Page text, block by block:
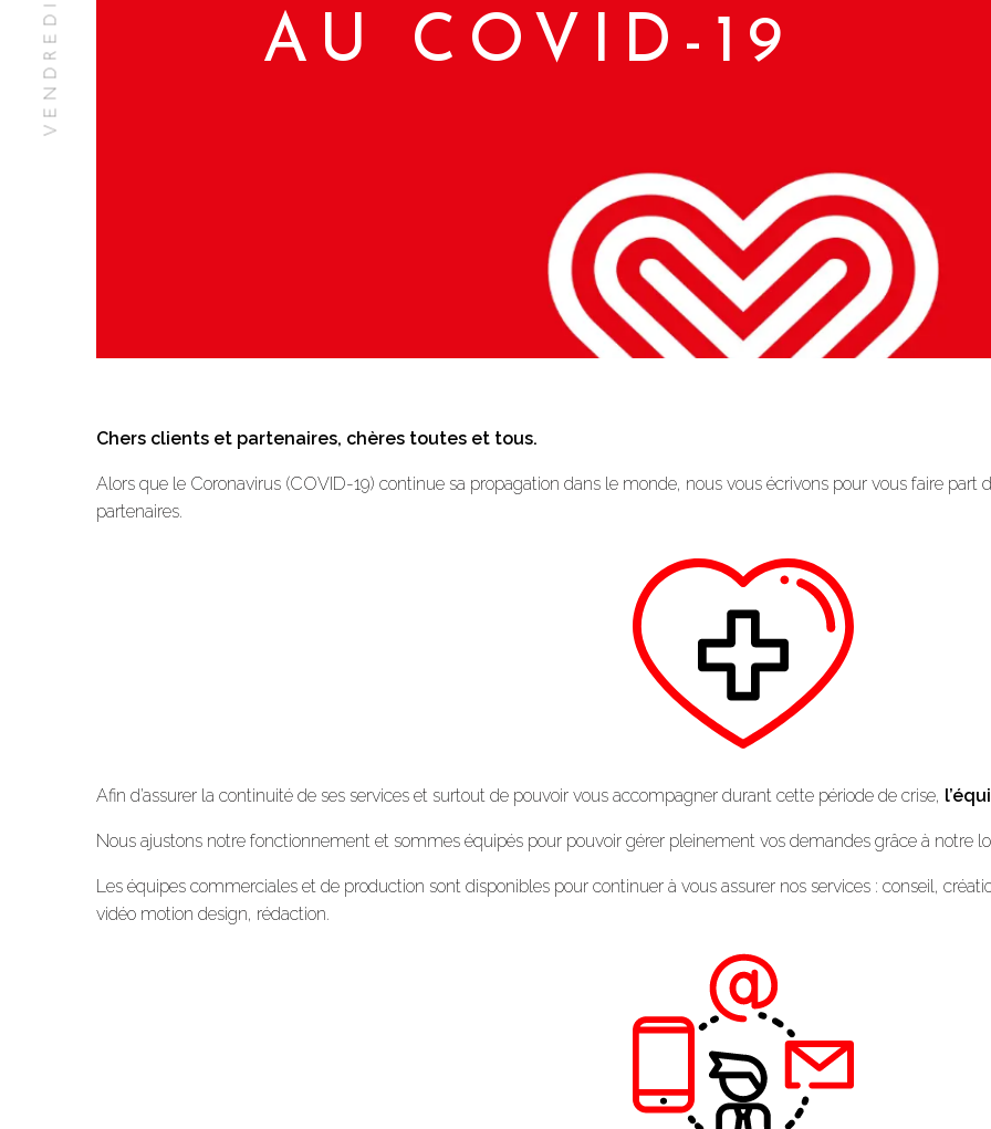
AU COVID-19
Chers clients et partenaires, chères toutes et tous.
Alors que le Coronavirus (COVID-19) continue sa propagation dans le monde, nous vous écrivons pour vous faire
partenaires.
Afin d’assurer la continuité de ses services et surtout de pouvoir vous accompagner durant cette période de crise,
Nous ajustons notre fonctionnement et sommes équipés pour pouvoir gérer pleinement vos demandes grâce à notre
Les équipes commerciales et de production sont disponibles pour continuer à vous assurer nos services : conseil,
vidéo motion design, rédaction.